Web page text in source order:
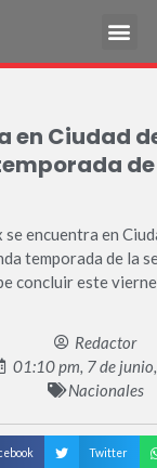
en Ciudad
de
encuentra en
temporada de la
concluir este
Redactor
01:10 pm, 7 de
Nacionales
Twitter